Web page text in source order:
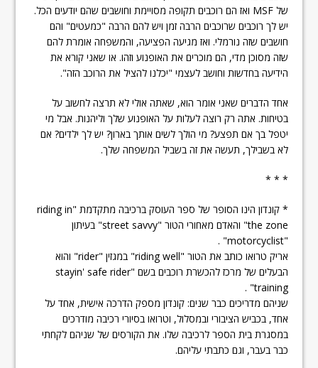
של MSF ואז הם רוכבים תקופה מסויימת וחושבים שהם יודעים הכל.
יש לך רוכבים שרוכבים הרבה זמן ויש להם הרבה "כמעטים" והם
חושבים שזה נורמלי. ואז מגיעה הפציעה, והמשפחה אומרת להם
שזה מסוכן מדי, הם מוכרים את האופנוע וזהו. או שאני קורא את
הידיעה בחדשות וחושב לעצמי "יכלנו להציל את הרוכב הזה".
אחד הדברים שאני אומר הוא, שאתה אולי לא תרצה לחשוב על
בטיחות. אתה רק רוצה לעלות על האופנוע שלך וליהנות. אבל מי
יטפל בך אם תפצע? מי הולך לשים אותך בארון? יש לך ילדים? אם
לא בשבילך, תעשה את זה בשביל המשפחה שלך.
* * *
* קונדון הינו הסופר של ספר העוסק ברכיבה מתקדמת "riding in
the zone" והאדם מאחורי הטור "street savvy" בעיתון
"motorcyclist" .
אריק טרואו כותב את הטור "riding well" במגזין "rider" והוא
הבעלים של מרכז להכשרת רוכבים בשם "stayin' safe rider
training" .
שניהם מדריכים כבר שנים: קונדון מספק הדרכה אישית, אחד על
אחד, בכביש הציבורי ובמסלול, וטרואו בסיורי רכיבה מודרכים
במסגרת בית הספר לרכיבה שלו. את הקורסים של שניהם לקחתי
כבר בעבר, וגם כתבתי עליהם.